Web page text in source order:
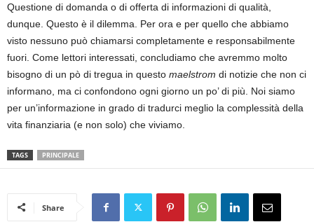
Questione di domanda o di offerta di informazioni di qualità,
dunque. Questo è il dilemma. Per ora e per quello che abbiamo
visto nessuno può chiamarsi completamente e responsabilmente
fuori. Come lettori interessati, concludiamo che avremmo molto
bisogno di un pò di tregua in questo maelstrom di notizie che non ci
informano, ma ci confondono ogni giorno un po’ di più. Noi siamo
per un’informazione in grado di tradurci meglio la complessità della
vita finanziaria (e non solo) che viviamo.
TAGS PRINCIPALE
Share